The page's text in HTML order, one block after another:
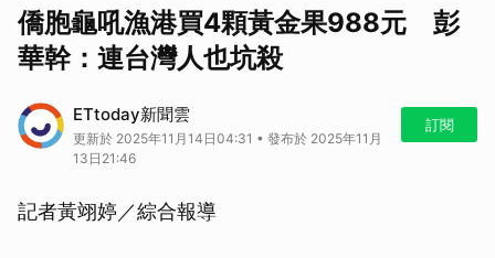
僑胞龜吼漁港買4顆黃金果988元 彭
華幹：連台灣人也坑殺
ETtoday新聞雲
更新於 2025年11月14日04:31 • 發布於 2025年11月
13日21:46
訂閱
記者黃翊婷／綜合報導